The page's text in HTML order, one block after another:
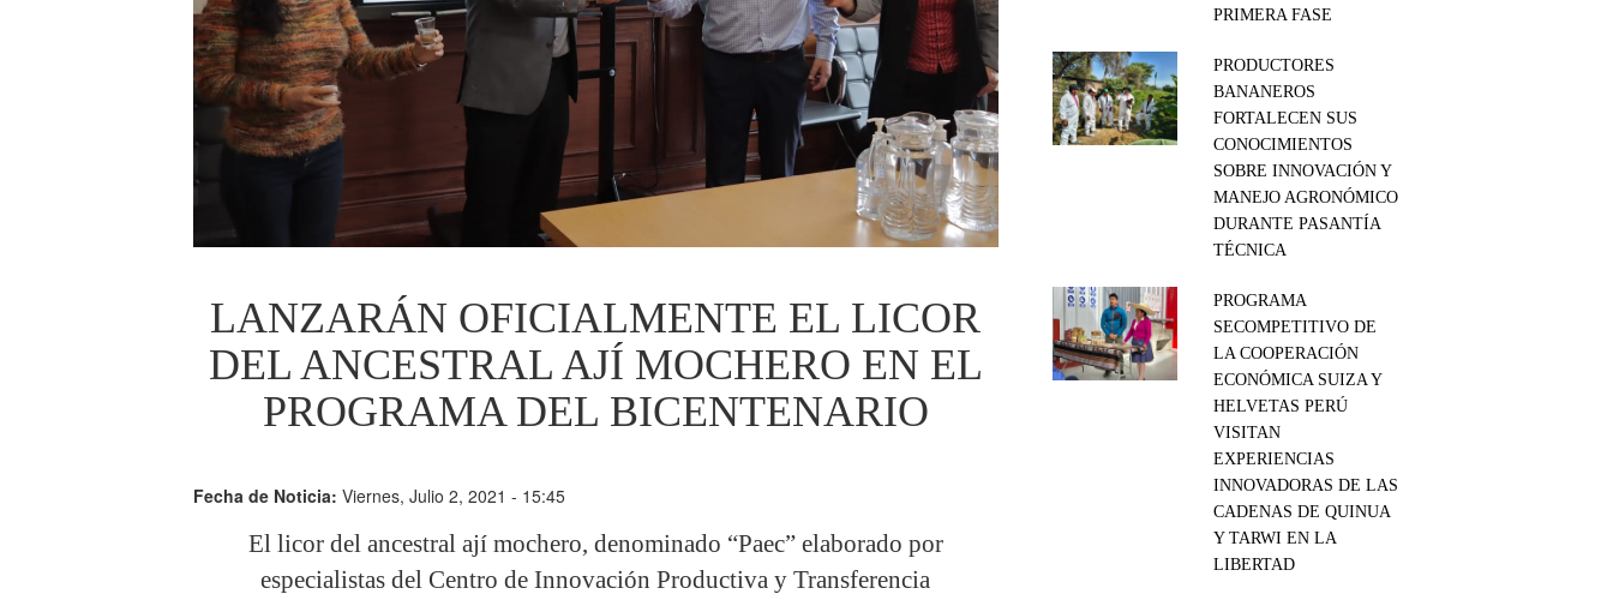
LANZARÁN OFICIALMENTE EL LICOR
DEL ANCESTRAL AJÍ MOCHERO EN EL
PROGRAMA DEL BICENTENARIO
Fecha de Noticia:Viernes, Julio 2, 2021 - 15:45
El licor del ancestral ají mochero, denominado “Paec” elaborado por
especialistas del Centro de Innovación Productiva y Transferencia
PRIMERA FASE
PRODUCTORES
BANANEROS
FORTALECEN SUS
CONOCIMIENTOS
SOBRE INNOVACIÓN Y
MANEJO AGRONÓMICO
DURANTE PASANTÍA
TÉCNICA
PROGRAMA
SECOMPETITIVO DE
LA COOPERACIÓN
ECONÓMICA SUIZA Y
HELVETAS PERÚ
VISITAN
EXPERIENCIAS
INNOVADORAS DE LAS
CADENAS DE QUINUA
Y TARWI EN LA
LIBERTAD